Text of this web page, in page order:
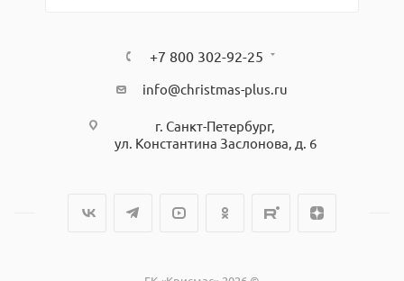
+7 800 302-92-25
info@christmas-plus.ru
г. Санкт-Петербург,
ул. Константина Заслонова, д. 6